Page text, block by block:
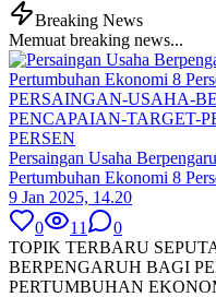
Breaking News
Memuat breaking news...
PERSAINGAN-USAHA-
PENCAPAIAN-TARGET-
PERSEN
Persaingan Usaha
Pertumbuhan Ekonomi 8
9 Jan 2025, 14.20
0
11
0
TOPIK TERBARU
BERPENGARUH BAGI
PERTUMBUHAN